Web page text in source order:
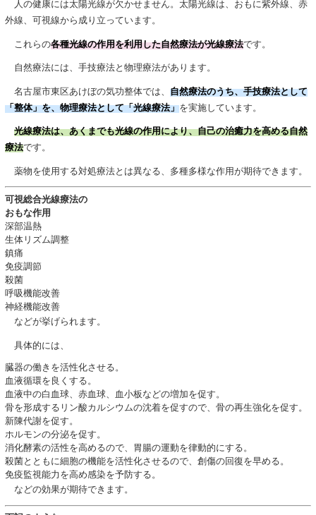
人の健康には太陽光線が欠かせません。太陽光線は、おもに紫外線、赤
外線、可視線から成り立っています。
これらの各種光線の作用を利用した自然療法が光線療法です。
自然療法には、手技療法と物理療法があります。
名古屋市東区あけぼの気功整体では、 自然療法のうち、手技療法として
「整体」を、物理療法として「光線療法」を実施しています。
光線療法は、あくまでも光線の作用により、自己の治癒力を高める自然
療法です。
薬物を使用する対処療法とは異なる、多種多様な作用が期待できます。
可視総合光線療法の
おもな作用
深部温熱
生体リズム調整
鎮痛
免疫調節
殺菌
呼吸機能改善
神経機能改善
などが挙げられます。
具体的には、
臓器の働きを活性化させる。
血液循環を良くする。
血液中の白血球、赤血球、血小板などの増加を促す。
骨を形成するリン酸カルシウムの沈着を促すので、骨の再生強化を促す。
新陳代謝を促す。
ホルモンの分泌を促す。
消化酵素の活性を高めるので、胃腸の運動を律動的にする。
殺菌とともに細胞の機能を活性化させるので、創傷の回復を早める。
免疫監視能力を高め感染を予防する。
などの効果が期待できます。